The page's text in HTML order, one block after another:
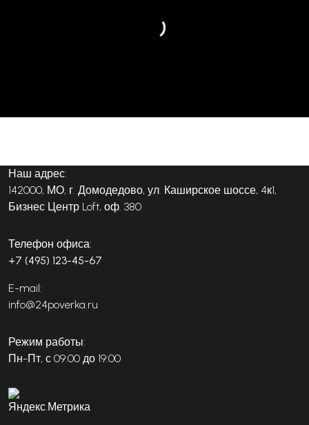
Наш адрес:
142000, МО, г. Домодедово, ул. Каширское шоссе, 4к1,
Бизнес Центр Loft, оф. 380
Телефон офиса:
+7 (495) 123-45-67
E-mail:
info@24poverka.ru
Режим работы:
Пн-Пт, с 09:00 до 19:00